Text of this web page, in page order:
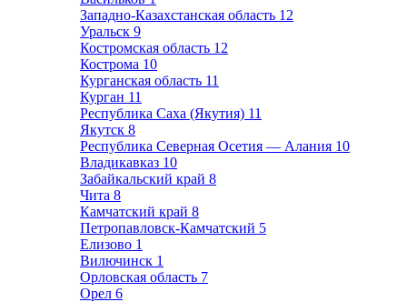
Западно-Казахстанская область 12
Уральск 9
Костромская область 12
Кострома 10
Курганская область 11
Курган 11
Республика Саха (Якутия) 11
Якутск 8
Республика Северная Осетия — Алания 10
Владикавказ 10
Забайкальский край 8
Чита 8
Камчатский край 8
Петропавловск-Камчатский 5
Елизово 1
Вилючинск 1
Орловская область 7
Орел 6